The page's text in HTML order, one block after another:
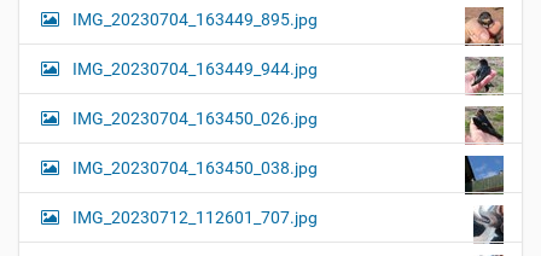
IMG_20230704_163449_895.jpg
IMG_20230704_163449_944.jpg
IMG_20230704_163450_026.jpg
IMG_20230704_163450_038.jpg
IMG_20230712_112601_707.jpg